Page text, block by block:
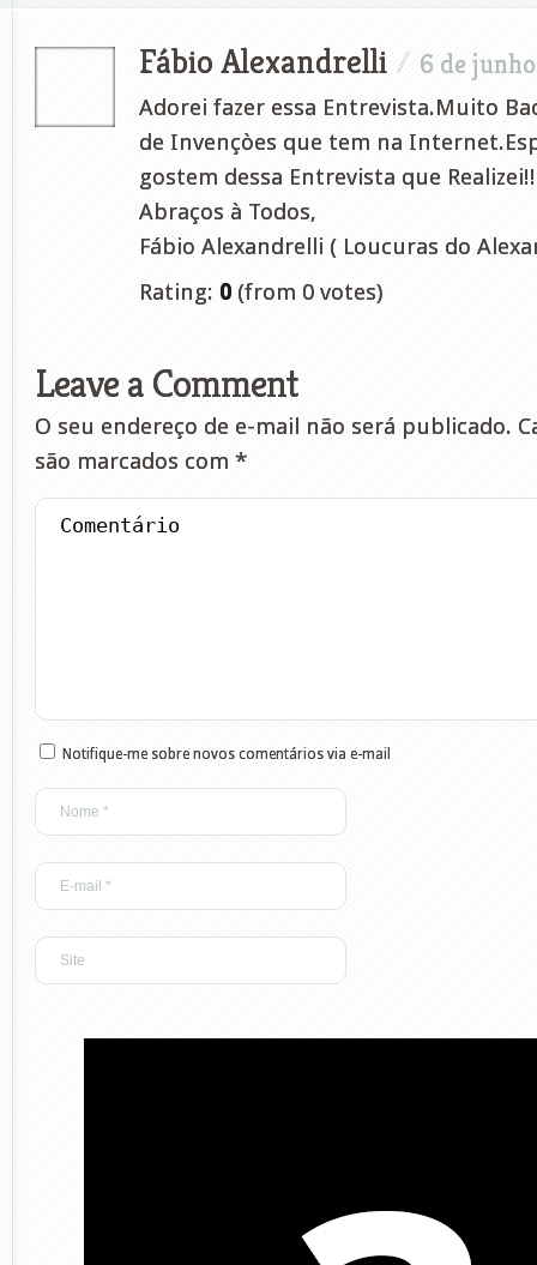
Fábio Alexandrelli / 6 de
Adorei fazer essa Entrevista.Muito
de Invençòes que tem na
gostem dessa Entrevista que
Abraços à Todos,
Fábio Alexandrelli ( Loucuras do
Rating: 0 (from 0 votes)
Leave a Comment
O seu endereço de e-mail não será publicado.
são marcados com *
Notifique-me sobre novos comentários via e-mail